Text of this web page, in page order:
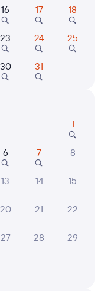
8,9
14:25
16 17 18
23 24 25
30 31
1
6 7 8
13 14 15
20 21 22
27 28 29